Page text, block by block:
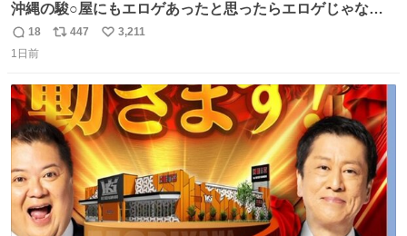
沖縄の駿○屋にもエロゲあったと思ったらエロゲじゃなか
った
返
信
18
リ
ト
数
447
い
数
3,211
1日前